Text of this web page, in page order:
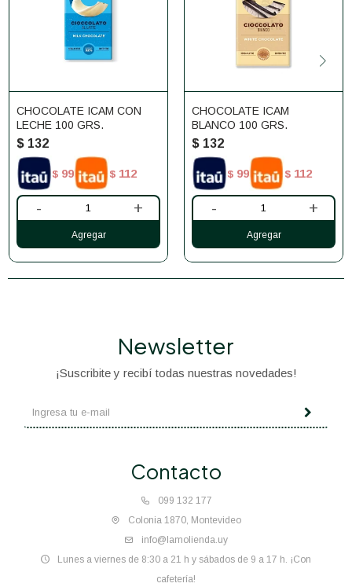
CHOCOLATE ICAM CON
LECHE 100 GRS.
$ 132
$ 99 $ 112
- +
CHOCOLATE ICAM
BLANCO 100 GRS.
$ 132
$ 99 $ 112
- +
Contacto
099 132 177
Colonia 1870, Montevideo
info@lamolienda.uy
Lunes a viernes de 8:30 a 21 h y sábados de 9 a 17 h. ¡Con
cafetería!
Newsletter
¡Suscribite y recibí todas nuestras novedades!